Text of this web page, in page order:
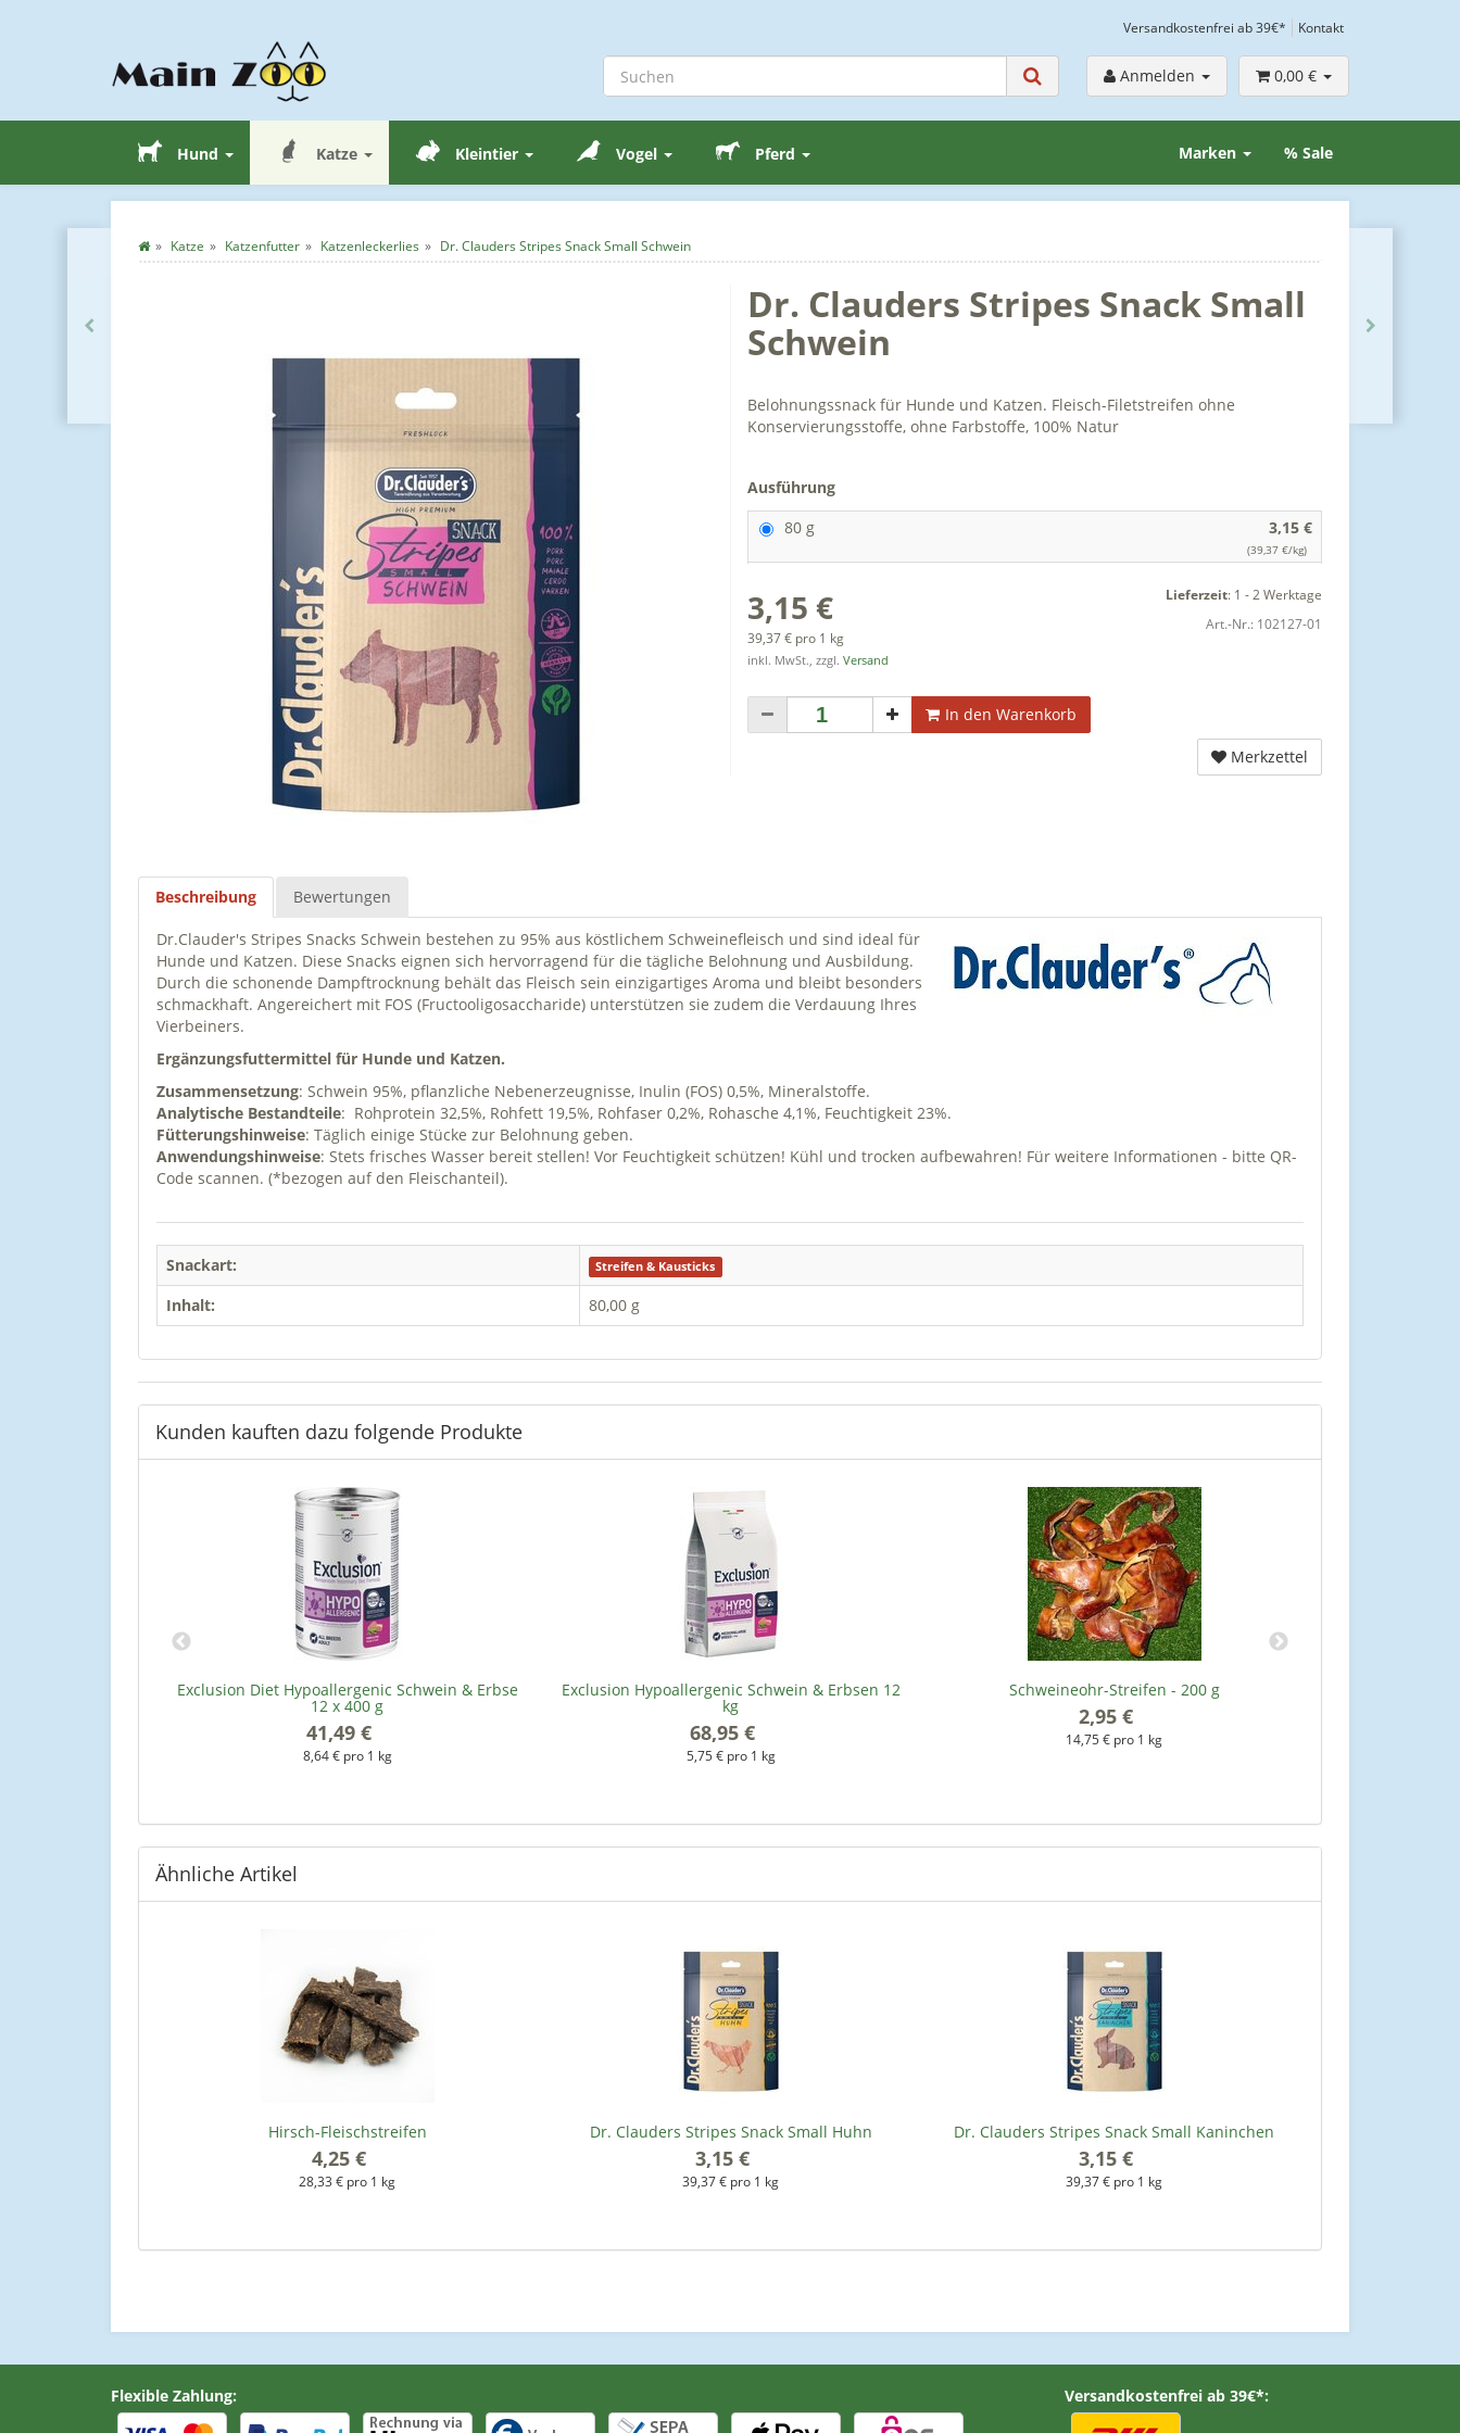
Versandkostenfrei ab 39€* Kontakt
Anmelden 0,00 €
Hund Katze Kleintier Vogel Pferd % Sale
Marken
Katze Katzenfutter Katzenleckerlies Dr. Clauders Stripes Snack Small Schwein
Dr. Clauders Stripes Snack Small
Schwein
Belohnungssnack für Hunde und Katzen. Fleisch-Filetstreifen ohne
Konservierungsstoffe, ohne Farbstoffe, 100% Natur
Ausführung
80 g
3,15 €
(39,37 €/kg)
3,15 €
39,37 € pro 1 kg
inkl. MwSt., zzgl. Versand
Lieferzeit: 1 - 2 Werktage
Art.-Nr.: 102127-01
In den Warenkorb
Merkzettel
Beschreibung Bewertungen
Dr.Clauder's Stripes Snacks Schwein bestehen zu 95% aus köstlichem Schweinefleisch und sind ideal für
Hunde und Katzen. Diese Snacks eignen sich hervorragend für die tägliche Belohnung und Ausbildung.
Durch die schonende Dampftrocknung behält das Fleisch sein einzigartiges Aroma und bleibt besonders
schmackhaft. Angereichert mit FOS (Fructooligosaccharide) unterstützen sie zudem die Verdauung Ihres
Vierbeiners.
Ergänzungsfuttermittel für Hunde und Katzen.
Zusammensetzung: Schwein 95%, pflanzliche Nebenerzeugnisse, Inulin (FOS) 0,5%, Mineralstoffe.
Analytische Bestandteile: Rohprotein 32,5%, Rohfett 19,5%, Rohfaser 0,2%, Rohasche 4,1%, Feuchtigkeit 23%.
Fütterungshinweise: Täglich einige Stücke zur Belohnung geben.
Anwendungshinweise: Stets frisches Wasser bereit stellen! Vor Feuchtigkeit schützen! Kühl und trocken aufbewahren! Für weitere Informationen - bitte QR-
Code scannen. (*bezogen auf den Fleischanteil).
Snackart: Streifen & Kausticks
Inhalt: 80,00 g
Kunden kauften dazu folgende Produkte
Exclusion Diet Hypoallergenic Schwein & Erbse
12 x 400 g
41,49 €
8,64 € pro 1 kg
Exclusion Hypoallergenic Schwein & Erbsen 12
kg
68,95 €
5,75 € pro 1 kg
Schweineohr-Streifen - 200 g
2,95 €
14,75 € pro 1 kg
Ähnliche Artikel
Hirsch-Fleischstreifen
4,25 €
28,33 € pro 1 kg
Dr. Clauders Stripes Snack Small Huhn
3,15 €
39,37 € pro 1 kg
Dr. Clauders Stripes Snack Small Kaninchen
3,15 €
39,37 € pro 1 kg
Flexible Zahlung: Versandkostenfrei ab 39€*: